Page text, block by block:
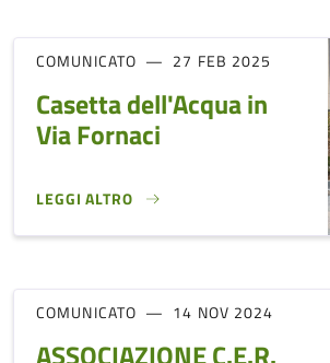
COMUNICATO 27 FEB 2025
Casetta dell'Acqua in
Via Fornaci
LEGGI ALTRO
CASETTA DELL'ACQUA IN VIA FORNACI}
COMUNICATO 14 NOV 2024